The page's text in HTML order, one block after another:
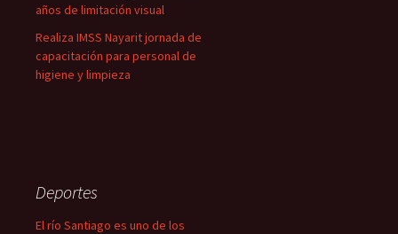
años de limitación visual
Realiza IMSS Nayarit jornada de
capacitación para personal de
higiene y limpieza
Deportes
El río Santiago es uno de los